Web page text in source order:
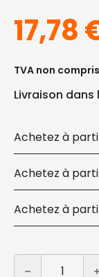
17,78
TVA non
Livraison
quantité de
Alternative: